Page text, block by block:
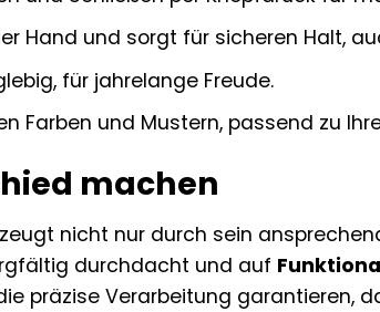
Hand und sorgt für sicheren Halt,
für jahrelange Freude.
Farben und Mustern, passend zu
machen
nicht nur durch sein
durchdacht und auf
präzise Verarbeitung garantieren,